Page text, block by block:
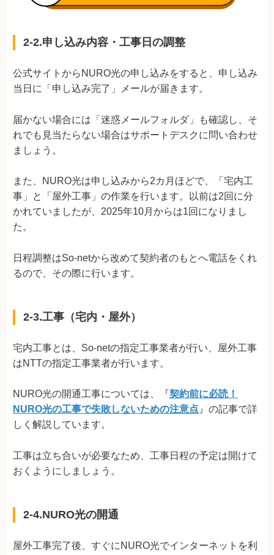
2-2.申し込み内容・工事日の調整
公式サイトからNURO光の申し込みをすると、申し込み
当日に「申し込み完了」メールが届きます。
届かない場合には「迷惑メールフォルダ」も確認し、そ
れでも見当たらない場合はサポートデスクに問い合わせ
ましょう。
また、NURO光は申し込みから2カ月ほどで、「宅内工
事」と「屋外工事」の作業を行います。以前は2回に分
かれていましたが、2025年10月からは1回になりまし
た。
日程調整はSo-netから改めて契約者のもとへ電話をくれ
るので、その際に行います。
2-3.工事（宅内・屋外）
宅内工事とは、So-netの指定工事業者が行い、屋外工事
はNTTの指定工事業者が行います。
NURO光の開通工事については、『 契約前に必読！
NURO光の工事で失敗しないための注意点』の記事で詳
しく解説しています。
工事は立ち合いが必要なため、工事日程の予定は開けて
おくようにしましょう。
2-4.NURO光の開通
屋外工事完了後、すぐにNURO光でインターネットを利